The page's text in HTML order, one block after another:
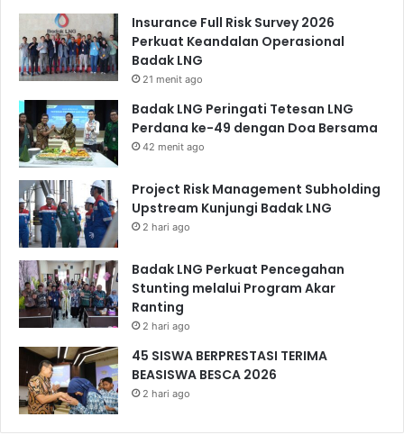
Insurance Full Risk Survey 2026
Perkuat Keandalan Operasional
Badak LNG
21 menit ago
Badak LNG Peringati Tetesan LNG
Perdana ke-49 dengan Doa Bersama
42 menit ago
Project Risk Management Subholding
Upstream Kunjungi Badak LNG
2 hari ago
Badak LNG Perkuat Pencegahan
Stunting melalui Program Akar
Ranting
2 hari ago
45 SISWA BERPRESTASI TERIMA
BEASISWA BESCA 2026
2 hari ago